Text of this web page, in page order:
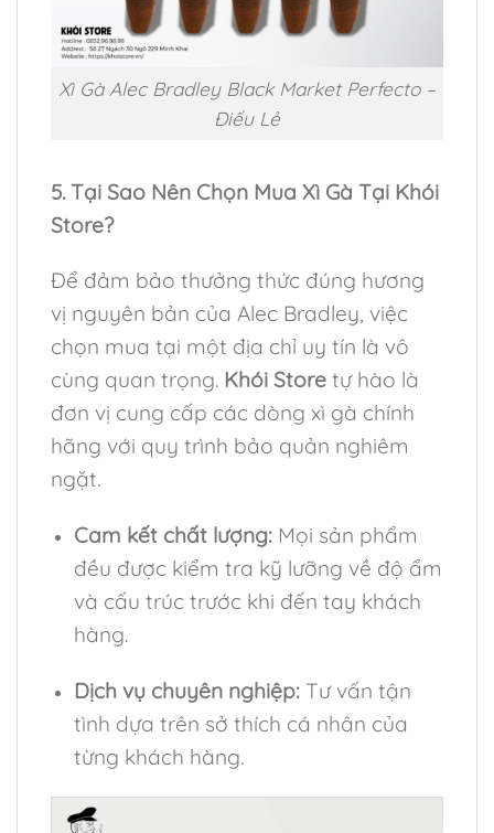
Xì Gà Alec Bradley Black Market Perfecto –
Điếu Lẻ
5. Tại Sao Nên Chọn Mua Xì Gà Tại Khói
Store?
Để đảm bảo thưởng thức đúng hương
vị nguyên bản của Alec Bradley, việc
chọn mua tại một địa chỉ uy tín là vô
cùng quan trọng. Khói Store tự hào là
đơn vị cung cấp các dòng xì gà chính
hãng với quy trình bảo quản nghiêm
ngặt.
Cam kết chất lượng:Mọi sản phẩm
đều được kiểm tra kỹ lưỡng về độ ẩm
và cấu trúc trước khi đến tay khách
hàng.
Dịch vụ chuyên nghiệp:Tư vấn tận
tình dựa trên sở thích cá nhân của
từng khách hàng.